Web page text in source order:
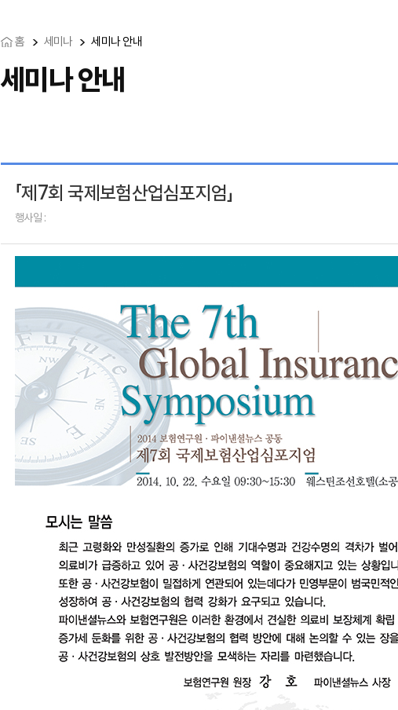
홈 세미나 세미나 안내
세미나 안내
「제7회 국제보험산업심포지엄」
행사일 :